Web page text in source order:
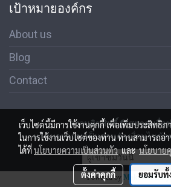
เป้าหมายองค์กร
About us
Blog
Contact
สงวนลิขสิทธิ์ © สมาคมสื่อ
นโนบายความเป็นส่วนตัว เงื่อนไขข้อ
ผู้เข้าชมวันนี้
Powered by
เว็บไซต์นี้มีการใช้งานคุกกี้ เพื่อเพิ่มประสิทธิ
ในการใช้งานเว็บไซต์ของท่าน ท่านสามารถอ่
ได้ที่นโยบายความเป็นส่วนตัวและนโยบาย
ตั้งค่าคุกกี้ ยอมรับทั้